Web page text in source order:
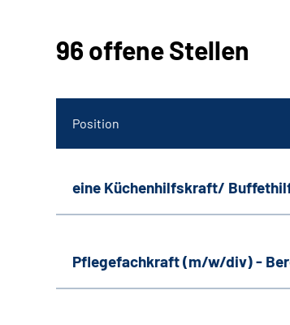
96 offene Stellen
Position
eine Küchenhilfskraft/
Pflegefachkraft (m/w/div) -